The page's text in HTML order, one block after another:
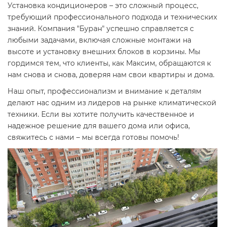
Установка кондиционеров – это сложный процесс,
требующий профессионального подхода и технических
знаний. Компания "Буран" успешно справляется с
любыми задачами, включая сложные монтажи на
высоте и установку внешних блоков в корзины. Мы
гордимся тем, что клиенты, как Максим, обращаются к
нам снова и снова, доверяя нам свои квартиры и дома.
Наш опыт, профессионализм и внимание к деталям
делают нас одним из лидеров на рынке климатической
техники. Если вы хотите получить качественное и
надежное решение для вашего дома или офиса,
свяжитесь с нами – мы всегда готовы помочь!